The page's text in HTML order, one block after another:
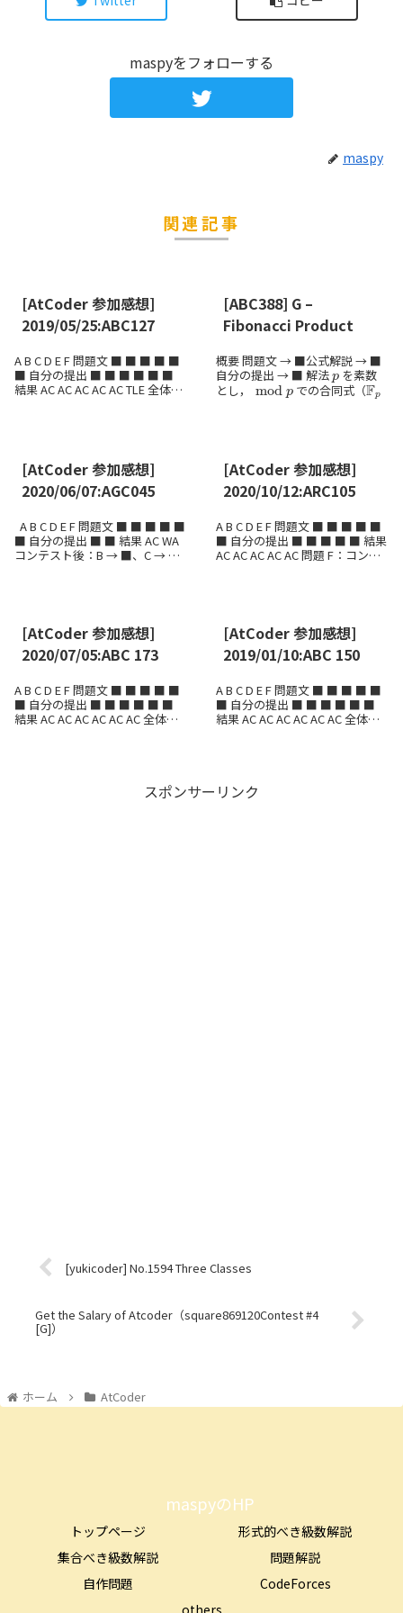
maspyをフォローする
maspy
関連記事
[AtCoder 参加感想]
2019/05/25:ABC127
A B C D E F 問題文 ■ ■ ■ ■ ■
■ 自分の提出 ■ ■ ■ ■ ■ ■
結果 AC AC AC AC AC TLE 全体感
[ABC388] G –
Fibonacci Product
概要 問題文 → ■公式解説 → ■
自分の提出 → ■ 解法
p
を素数
とし，
modp
での合同式（
Fp
[AtCoder 参加感想]
2020/06/07:AGC045
A B C D E F 問題文 ■ ■ ■ ■ ■
■ 自分の提出 ■ ■ 結果 AC WA
コンテスト後：B → ■、C → ■
[AtCoder 参加感想]
2020/10/12:ARC105
A B C D E F 問題文 ■ ■ ■ ■ ■
■ 自分の提出 ■ ■ ■ ■ ■ 結果
AC AC AC AC AC 問題 F：コンテ
[AtCoder 参加感想]
2020/07/05:ABC 173
A B C D E F 問題文 ■ ■ ■ ■ ■
■ 自分の提出 ■ ■ ■ ■ ■ ■
結果 AC AC AC AC AC AC 全体感
[AtCoder 参加感想]
2019/01/10:ABC 150
A B C D E F 問題文 ■ ■ ■ ■ ■
■ 自分の提出 ■ ■ ■ ■ ■ ■
結果 AC AC AC AC AC AC 全体感
スポンサーリンク
[yukicoder] No.1594 Three Classes
Get the Salary of Atcoder（square869120Contest #4
[G]）
ホーム AtCoder
maspyのHP
トップページ
形式的べき級数解説
集合べき級数解説
問題解説
自作問題
CodeForces
others